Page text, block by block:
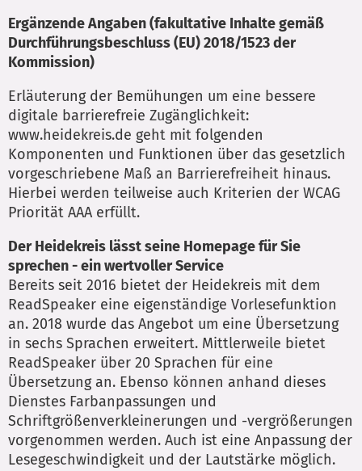
Ergänzende Angaben (fakultative Inhalte gemäß
Durchführungsbeschluss (EU) 2018/1523 der
Kommission)
Erläuterung der Bemühungen um eine bessere
digitale barrierefreie Zugänglichkeit:
www.heidekreis.de geht mit folgenden
Komponenten und Funktionen über das gesetzlich
vorgeschriebene Maß an Barrierefreiheit hinaus.
Hierbei werden teilweise auch Kriterien der WCAG
Priorität AAA erfüllt.
Der Heidekreis lässt seine Homepage für Sie
sprechen - ein wertvoller Service
Bereits seit 2016 bietet der Heidekreis mit dem
ReadSpeaker eine eigenständige Vorlesefunktion
an. 2018 wurde das Angebot um eine Übersetzung
in sechs Sprachen erweitert. Mittlerweile bietet
ReadSpeaker über 20 Sprachen für eine
Übersetzung an. Ebenso können anhand dieses
Dienstes Farbanpassungen und
Schriftgrößenverkleinerungen und -vergrößerungen
vorgenommen werden. Auch ist eine Anpassung der
Lesegeschwindigkeit und der Lautstärke möglich.